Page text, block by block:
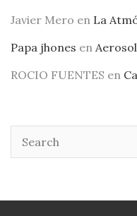
Javier Mero en La
Papa jhones en
ROCIO FUENTES en